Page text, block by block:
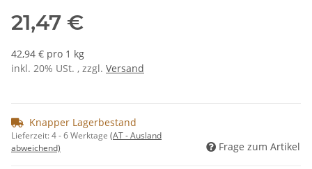
21,47 €
42,94 € pro 1 kg
inkl. 20% USt. , zzgl. Versand
Knapper Lagerbestand
Lieferzeit:4 - 6 Werktage (AT - Ausland
abweichend)
Frage zum Artikel